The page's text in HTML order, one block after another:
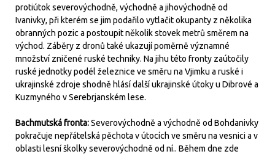
protiútok severovýchodně, východně a jihovýchodně od
Ivanivky, při kterém se jim podařilo vytlačit okupanty z několika
obranných pozic a postoupit několik stovek metrů směrem na
východ. Záběry z dronů také ukazují poměrně významné
množství zničené ruské techniky. Na jihu této fronty zaútočily
ruské jednotky podél železnice ve směru na Vjimku a ruské i
ukrajinské zdroje shodně hlásí další ukrajinské útoky u Dibrové a
Kuzmyného v Serebrjanském lese.
Bachmutská fronta:Severovýchodně a východně od Bohdanivky
pokračuje nepřátelská pěchota v útocích ve směru na vesnici a v
oblasti lesní školky severovýchodně od ní.. Během dne zde